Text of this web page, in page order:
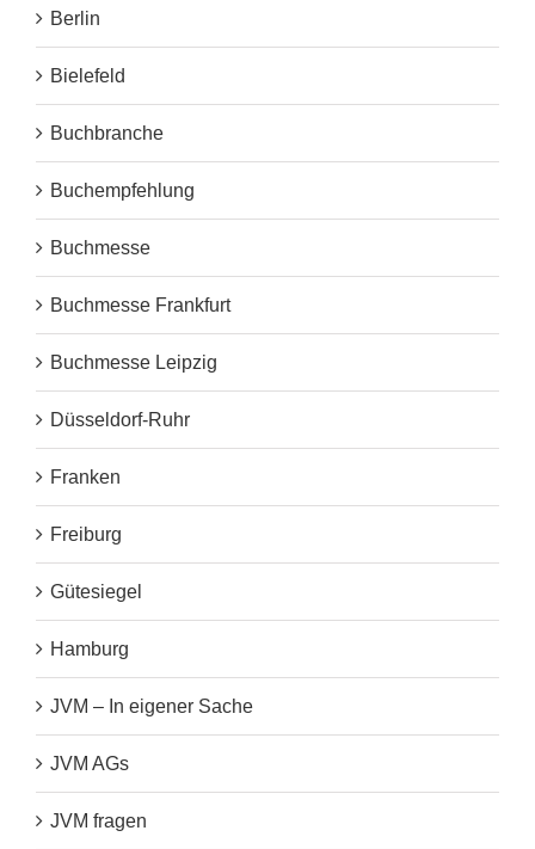
Berlin
Bielefeld
Buchbranche
Buchempfehlung
Buchmesse
Buchmesse Frankfurt
Buchmesse Leipzig
Düsseldorf-Ruhr
Franken
Freiburg
Gütesiegel
Hamburg
JVM – In eigener Sache
JVM AGs
JVM fragen